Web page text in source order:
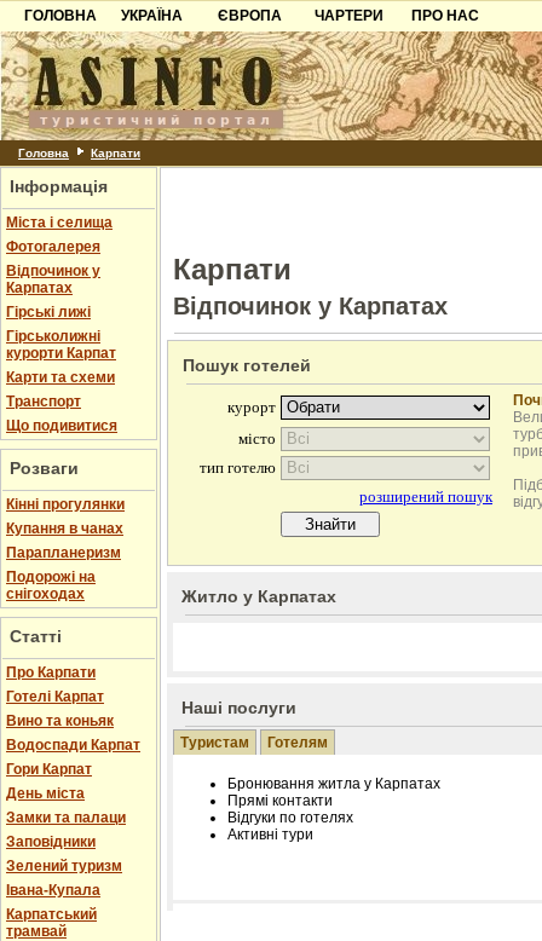
ГОЛОВНА
УКРАЇНА
Карпати
Азов
Причорноморря
Шацьк
ЄВРОПА
Чорногорія
Хорватія
Болгарія
ЧАРТЕРИ
ПРО НАС
Контакти
Партнерам
Додати готель
Головна Карпати
Інформація
Міста і селища
Фотогалерея
Відпочинок у
Карпатах
Гірські лижі
Гірськолижні
курорти Карпат
Карти та схеми
Транспорт
Що подивитися
Розваги
Кінні прогулянки
Купання в чанах
Парапланеризм
Подорожі на
снігоходах
Статті
Про Карпати
Готелі Карпат
Вино та коньяк
Водоспади Карпат
Гори Карпат
День міста
Замки та палаци
Заповідники
Зелений туризм
Івана-Купала
Карпатський
трамвай
Карпати
Відпочинок у Карпатах
Пошук готелей
Житло у Карпатах
Наші послуги
Туристам Готелям
Бронювання житла у Карпатах
Прямі контакти
Відгуки по готелях
Активні тури